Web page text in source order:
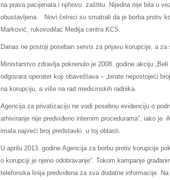
na prava pacijenata i njihovu zaštitu. Nijedna nije bila u
obustavljena. Novi čelnici su smatrali da je borba protiv
Marković, rukovodilac Medija centra KCS.
Danas ne postoji poseban servis za prijavu korupcije, a
Ministarstvo zdravlja pokrenulo je 2008. godine akciju
odgovara operater koji obaveštava – „birate nepostojeći
na korupciju, a više na rad medicinskih radnika.
Agencija za privatizaciju ne vodi posebnu evidenciju o
arhiviranje nije predviđeno internim procedurama”, iako je
imala najveći broj predstavki u toj oblasti.
U aprilu 2013. godine Agencija za borbu protiv korupcije
o korupciji je njeno odobravanje“. Tokom kampanje
telefonska linija predviđena za sva dodatne informacije.